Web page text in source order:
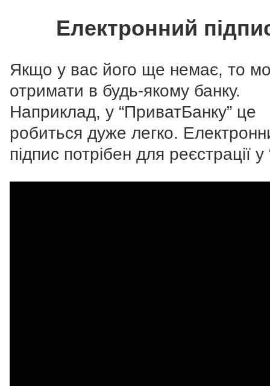
Електронний
Якщо у вас його ще немає, то
отримати в будь-якому банку.
Наприклад, у “ПриватБанку” це
робиться дуже легко.
підпис потрібен для реєстрації у